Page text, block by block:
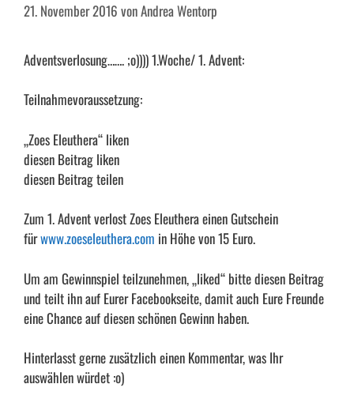
21. November 2016 vonAndrea Wentorp
Adventsverlosung……. ;o)))) 1.Woche/ 1. Advent:
Teilnahmevoraussetzung:
„Zoes Eleuthera“ liken
diesen Beitrag liken
diesen Beitrag teilen
Zum 1. Advent verlost Zoes Eleuthera einen Gutschein
fürwww.zoeseleuthera.com in Höhe von 15 Euro.
Um am Gewinnspiel teilzunehmen, „liked“ bitte diesen Beitrag
und teilt ihn auf Eurer Facebookseite, damit auch Eure Freunde
eine Chance auf diesen schönen Gewinn haben.
Hinterlasst gerne zusätzlich einen Kommentar, was Ihr
auswählen würdet :o)